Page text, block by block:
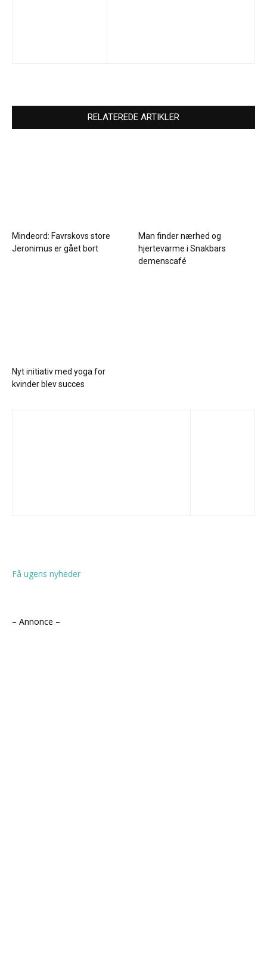
RELATEREDE ARTIKLER
Mindeord: Favrskovs store
Jeronimus er gået bort
Man finder nærhed og
hjertevarme i Snakbars
demenscafé
Nyt initiativ med yoga for
kvinder blev succes
Få ugens nyheder
– Annonce –